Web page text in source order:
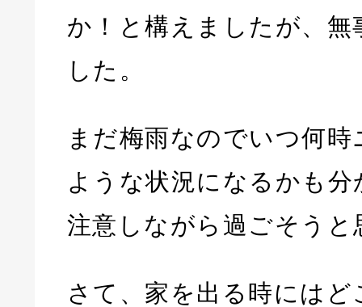
か！と構えましたが、無
した。
まだ梅雨なのでいつ何
ような状況になるかも
注意しながら過ごそうと
さて、家を出る時には